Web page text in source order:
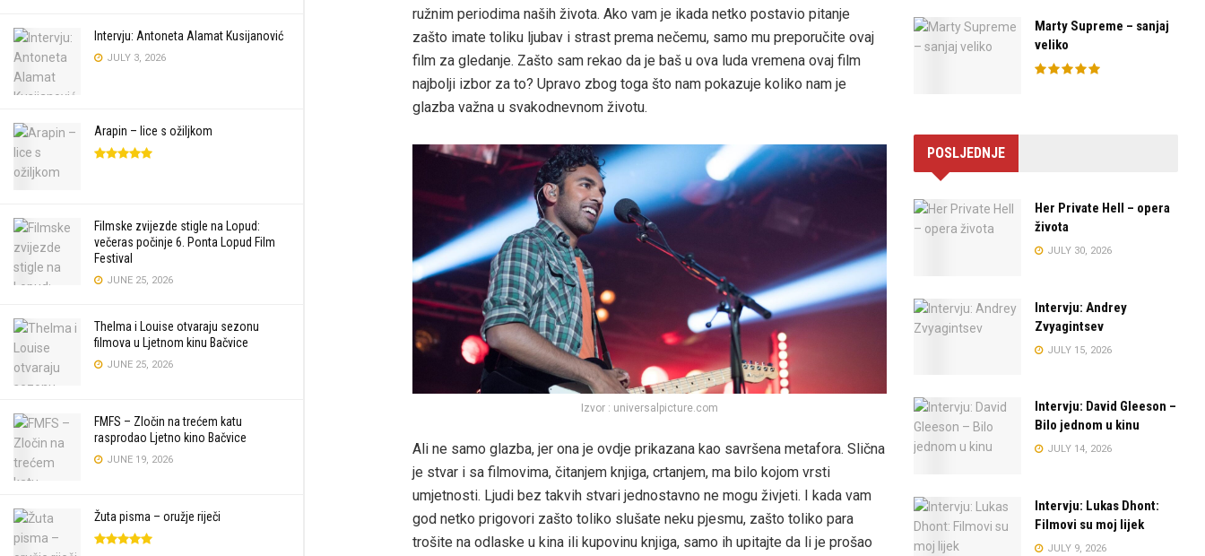
Intervju: Antoneta Alamat Kusijanović
JULY 3, 2026
Arapin – lice s ožiljkom
Filmske zvijezde stigle na Lopud:
večeras počinje 6. Ponta Lopud Film
Festival
JUNE 25, 2026
Thelma i Louise otvaraju sezonu
filmova u Ljetnom kinu Bačvice
JUNE 25, 2026
FMFS – Zločin na trećem katu
rasprodao Ljetno kino Bačvice
JUNE 19, 2026
Žuta pisma – oružje riječi
ružnim periodima naših života. Ako vam je ikada netko postavio pitanje
zašto imate toliku ljubav i strast prema nečemu, samo mu preporučite ovaj
film za gledanje. Zašto sam rekao da je baš u ova luda vremena ovaj film
najbolji izbor za to? Upravo zbog toga što nam pokazuje koliko nam je
glazba važna u svakodnevnom životu.
Izvor : universalpicture.com
Ali ne samo glazba, jer ona je ovdje prikazana kao savršena metafora. Slična
je stvar i sa filmovima, čitanjem knjiga, crtanjem, ma bilo kojom vrsti
umjetnosti. Ljudi bez takvih stvari jednostavno ne mogu živjeti. I kada vam
god netko prigovori zašto toliko slušate neku pjesmu, zašto toliko para
trošite na odlaske u kina ili kupovinu knjiga, samo ih upitajte da li je prošao
Marty Supreme – sanjaj
veliko
POSLJEDNJE
Her Private Hell – opera
života
JULY 30, 2026
Intervju: Andrey
Zvyagintsev
JULY 15, 2026
Intervju: David Gleeson –
Bilo jednom u kinu
JULY 14, 2026
Intervju: Lukas Dhont:
Filmovi su moj lijek
JULY 9, 2026